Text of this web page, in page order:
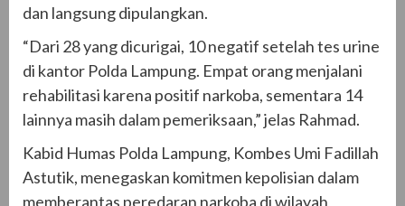
dan langsung dipulangkan.
“Dari 28 yang dicurigai, 10 negatif setelah tes urine
di kantor Polda Lampung. Empat orang menjalani
rehabilitasi karena positif narkoba, sementara 14
lainnya masih dalam pemeriksaan,” jelas Rahmad.
Kabid Humas Polda Lampung, Kombes Umi Fadillah
Astutik, menegaskan komitmen kepolisian dalam
memberantas peredaran narkoba di wilayah